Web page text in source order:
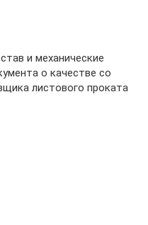
и механические
о качестве со
листового проката